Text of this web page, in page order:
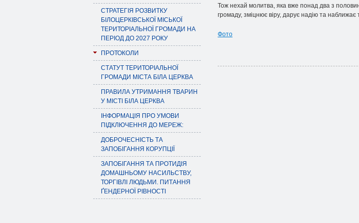
СТРАТЕГІЯ РОЗВИТКУ
БІЛОЦЕРКІВСЬКОЇ МІСЬКОЇ
ТЕРИТОРІАЛЬНОЇ ГРОМАДИ НА
ПЕРІОД ДО 2027 РОКУ
ПРОТОКОЛИ
СТАТУТ ТЕРИТОРІАЛЬНОЇ
ГРОМАДИ МІСТА БІЛА ЦЕРКВА
ПРАВИЛА УТРИМАННЯ ТВАРИН
У МІСТІ БІЛА ЦЕРКВА
ІНФОРМАЦІЯ ПРО УМОВИ
ПІДКЛЮЧЕННЯ ДО МЕРЕЖ:
ДОБРОЧЕСНІСТЬ ТА
ЗАПОБІГАННЯ КОРУПЦІЇ
ЗАПОБІГАННЯ ТА ПРОТИДІЯ
ДОМАШНЬОМУ НАСИЛЬСТВУ,
ТОРГІВЛІ ЛЮДЬМИ. ПИТАННЯ
ҐЕНДЕРНОЇ РІВНОСТІ
Тож нехай молитва, яка вже понад два з
громаду, зміцнює віру, дарує надію та
Фото